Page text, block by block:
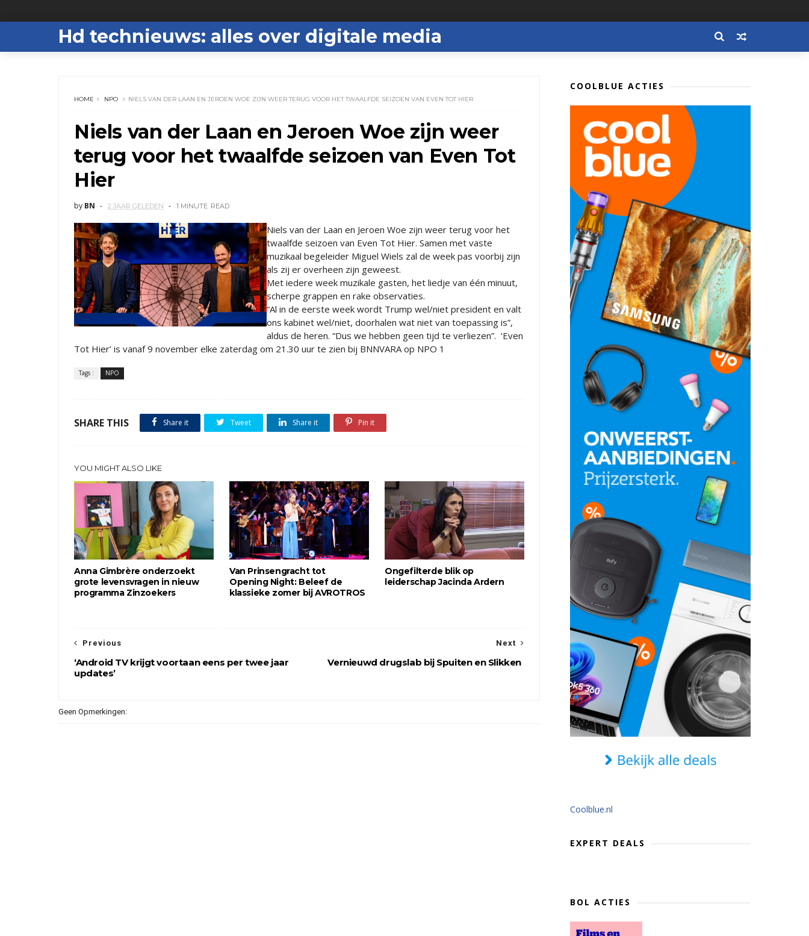
Hd technieuws: alles over digitale media
HOME NPO NIELS VAN DER LAAN EN JEROEN WOE ZIJN WEER TERUG VOOR HET TWAALFDE SEIZOEN VAN EVEN TOT HIER
Niels van der Laan en Jeroen Woe zijn weer
terug voor het twaalfde seizoen van Even Tot
Hier
by BN 2 JAAR GELEDEN 1 MINUTE READ
Niels van der Laan en Jeroen Woe zijn weer terug voor het
twaalfde seizoen van Even Tot Hier. Samen met vaste
muzikaal begeleider Miguel Wiels zal de week pas voorbij zijn
als zij er overheen zijn geweest.
Met iedere week muzikale gasten, het liedje van één minuut,
scherpe grappen en rake observaties.
“Al in de eerste week wordt Trump wel/niet president en valt
ons kabinet wel/niet, doorhalen wat niet van toepassing is”,
aldus de heren. “Dus we hebben geen tijd te verliezen”. ‘Even
Tot Hier’ is vanaf 9 november elke zaterdag om 21.30 uur te zien bij BNNVARA op NPO 1
Tags : NPO
SHARE THIS Share it Tweet Share it Pin it
YOU MIGHT ALSO LIKE
Anna Gimbrère onderzoekt
grote levensvragen in nieuw
programma Zinzoekers
Van Prinsengracht tot
Opening Night: Beleef de
klassieke zomer bij AVROTROS
Ongefilterde blik op
leiderschap Jacinda Ardern
Next
Vernieuwd drugslab bij Spuiten en Slikken
Previous
‘Android TV krijgt voortaan eens per twee jaar
updates’
Geen Opmerkingen:
COOLBLUE ACTIES
Coolblue.nl
EXPERT DEALS
BOL ACTIES